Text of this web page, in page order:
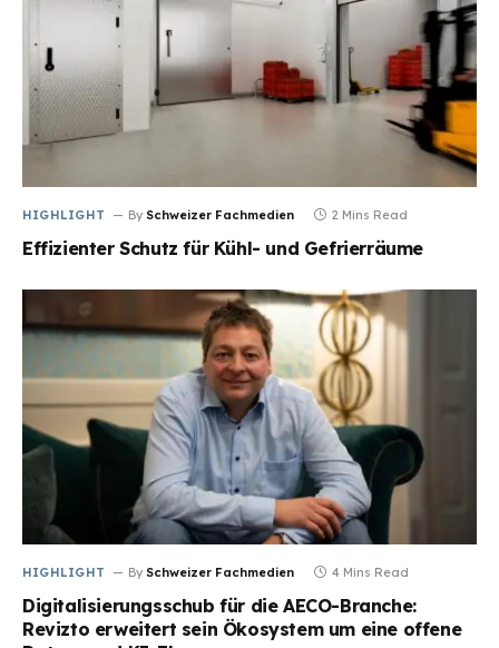
HIGHLIGHT By Schweizer Fachmedien 2 Mins Read
Effizienter Schutz für Kühl- und Gefrierräume
HIGHLIGHT By Schweizer Fachmedien 4 Mins Read
Digitalisierungsschub für die AECO-Branche:
Revizto erweitert sein Ökosystem um eine offene